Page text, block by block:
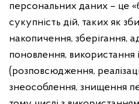
персональних даних – це
сукупність дій, таких як
накопичення, зберігання,
поновлення, використання
(розповсюдження,
знеособлення, знищення